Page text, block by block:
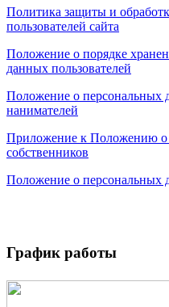
Политика защиты и
пользователей сайта
Положение о порядке
данных пользователей
Положение о персональных
нанимателей
Приложение к Положению о
собственников
Положение о персональных
График работы